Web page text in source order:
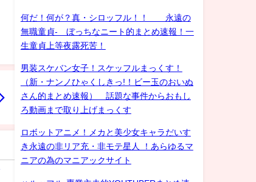
何だ！何が？真・シロッフル！！ 永遠の
無職童貞- ぼっちなニート的まとめ速報！一
生童貞上等夜露死苦！
男装スケバン女子！スケッフルまっくす！
（新・ナンノひゃくしきっ!！ビー玉のおいぬ
さん的まとめ速報） 話題な事件からおもし
ろ動画まで取り上げまっくす
ロボットアニメ！メカと美少女キャラだいす
き永遠の非リア充・非モテ星人 ！あらゆるマ
ニアの為のマニアックサイト